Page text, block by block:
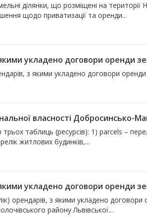
ділянки, що розміщені на
щодо приватизації та оренди...
укладено договори оренди
з якими укладено договори
власності Добросинсько-
трьох таблиць (ресурсів): 1) parcels –
житлових будинків,...
укладено договори оренди
орендарів, з якими укладено договори
району Львівської...